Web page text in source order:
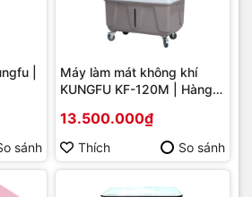
|
sánh
Máy làm mát không khí
KUNGFU KF-120M | Hàng
13.500.000₫
Thích So sánh